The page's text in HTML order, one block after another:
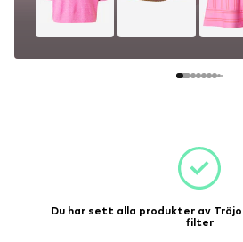
Du har sett alla produkter av
filter